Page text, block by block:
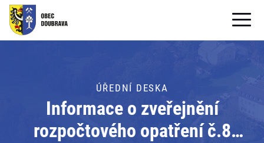
OBECNÍ ÚŘAD
PRO OBČANY
Formuláře ke stažení
ÚŘEDNÍ DESKA
Informace o zveřejnění
rozpočtového opatření č.8